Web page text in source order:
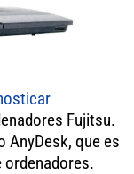
Fujitsu.
AnyDesk, que es